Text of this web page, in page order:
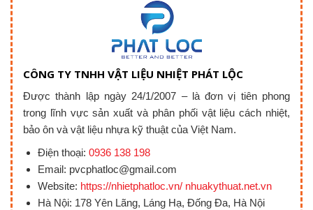
CÔNG TY TNHH VẬT LIỆU NHIỆT PHÁT LỘC
Được thành lập ngày 24/1/2007 – là đơn vị tiên phong
trong lĩnh vực sản xuất và phân phối vật liệu cách nhiệt,
bảo ôn và vật liệu nhựa kỹ thuật của Việt Nam.
Điện thoại: 0936 138 198
Email: pvcphatloc@gmail.com
Website: https://nhietphatloc.vn/ nhuakythuat.net.vn
Hà Nội: 178 Yên Lãng, Láng Hạ, Đống Đa, Hà Nội